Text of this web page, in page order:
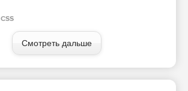
Смотреть дальше